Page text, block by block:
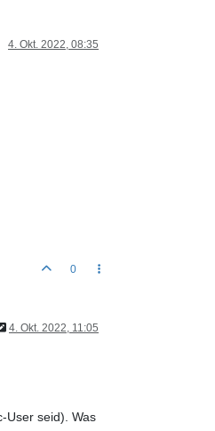
4. Okt. 2022, 08:35
0
4. Okt. 2022, 11:05
User seid). Was